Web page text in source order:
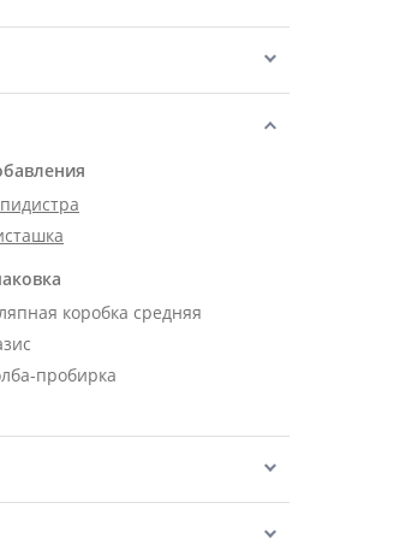
коробка средняя
пробирка